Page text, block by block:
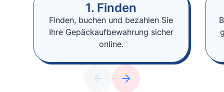
1. Finden
Finden, buchen und bezahlen Sie
Ihre Gepäckaufbewahrung sicher
online.